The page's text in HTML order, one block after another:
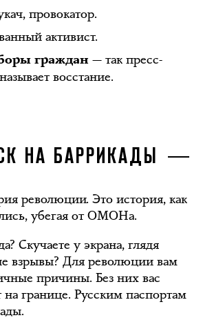
провокатор.
активист.
граждан — так пресс-
восстание.
НА БАРРИКАДЫ
революции. Это история, как
убегая от ОМОНа.
Скучаете у экрана, глядя
взрывы? Для революции вам
причины. Без них вас
на границе. Русским паспортам